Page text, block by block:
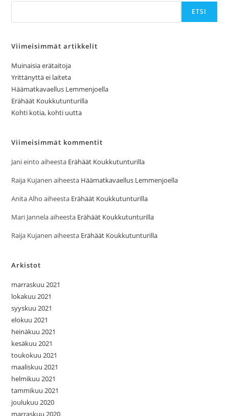
ETSI
Viimeisimmät artikkelit
Muinaisia erätaitoja
Yrittänyttä ei laiteta
Häämatkavaellus Lemmenjoella
Erähäät Koukkutunturilla
Kohti kotia, kohti uutta
Viimeisimmät kommentit
Jani einto aiheesta Erähäät Koukkutunturilla
Raija Kujanen aiheesta Häämatkavaellus Lemmenjoella
Anita Alho aiheesta Erähäät Koukkutunturilla
Mari Jannelaaiheesta Erähäät Koukkutunturilla
Raija Kujanen aiheesta Erähäät Koukkutunturilla
Arkistot
marraskuu 2021
lokakuu 2021
syyskuu 2021
elokuu 2021
heinäkuu 2021
kesäkuu 2021
toukokuu 2021
maaliskuu 2021
helmikuu 2021
tammikuu 2021
joulukuu 2020
marraskuu 2020